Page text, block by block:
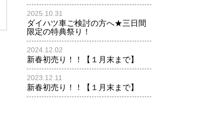
2025.10.31
ダイハツ車ご検討の方へ★三日間
限定の特典祭り！
2024.12.02
新春初売り！！【１月末まで】
2023.12.11
新春初売り！！【１月末まで】